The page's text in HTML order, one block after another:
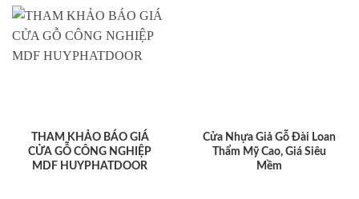
THAM KHẢO BÁO GIÁ
CỬA GỖ CÔNG NGHIỆP
MDF HUYPHATDOOR
Cửa Nhựa Giả Gỗ Đài Loan
Thẩm Mỹ Cao, Giá Siêu
Mềm